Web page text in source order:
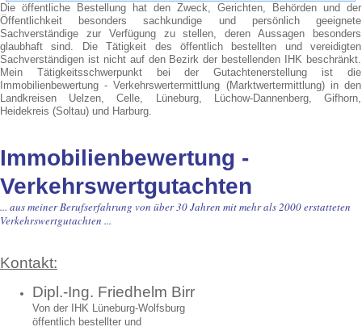
Die öffentliche Bestellung hat den Zweck, Gerichten, Behörden und der
Öffentlichkeit besonders sachkundige und persönlich geeignete
Sachverständige zur Verfügung zu stellen, deren Aussagen besonders
glaubhaft sind. Die Tätigkeit des öffentlich bestellten und vereidigten
Sachverständigen ist nicht auf den Bezirk der bestellenden IHK beschränkt.
Mein Tätigkeitsschwerpunkt bei der Gutachtenerstellung ist die
Immobilienbewertung - Verkehrswertermittlung (Marktwertermittlung) in den
Landkreisen Uelzen, Celle, Lüneburg, Lüchow-Dannenberg, Gifhorn,
Heidekreis (Soltau) und Harburg.
Immobilienbewertung -
Verkehrswertgutachten
... aus meiner Berufserfahrung von über 30 Jahren mit mehr als 2000 erstatteten
Verkehrswertgutachten ...
Kontakt:
Dipl.-Ing. Friedhelm Birr
Von der IHK Lüneburg-Wolfsburg
öffentlich bestellter und